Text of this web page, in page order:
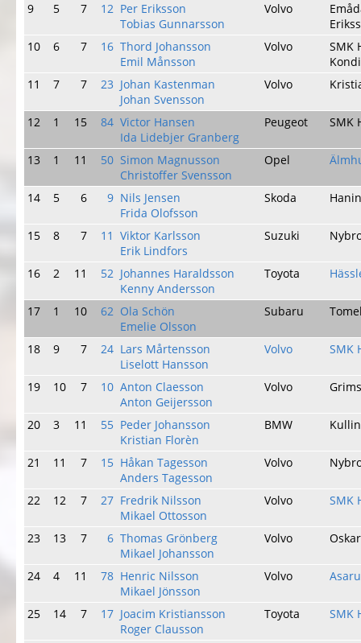
9 5 7 12 Per Eriksson
Tobias Gunnarsson
Volvo
10
6 7 16 Thord Johansson
Emil Månsson
Volvo
SMK
11
7 7 23 Johan Kastenman
Johan Svensson
Volvo
12 1 15 84 Victor Hansen
Ida Lidebjer Granberg
Peugeot SMK
13 1 11 50 Simon Magnusson
Christoffer Svensson
Opel
14 5 6 9 Nils Jensen
Frida Olofsson
Skoda
15 8 7 11 Viktor Karlsson
Erik Lindfors
Suzuki
16 2 11 52 Johannes Haraldsson
Kenny Andersson
Toyota
17 1 10 62 Ola Schön
Emelie Olsson
Subaru
18 9 7 24 Lars Mårtensson
Liselott Hansson
Volvo SMK
19 10 7 10 Anton Claesson
Anton Geijersson
Volvo
20 3 11 55 Peder Johansson
Kristian Florèn
BMW
21 11 7 15 Håkan Tagesson
Anders Tagesson
Volvo
22 12 7 27 Fredrik Nilsson
Mikael Ottosson
Volvo SMK
23 13 7 6 Thomas Grönberg
Mikael Johansson
Volvo
24 4 11 78 Henric Nilsson
Mikael Jönsson
Volvo
25 14 7 17 Joacim Kristiansson
Roger Clausson
Toyota SMK